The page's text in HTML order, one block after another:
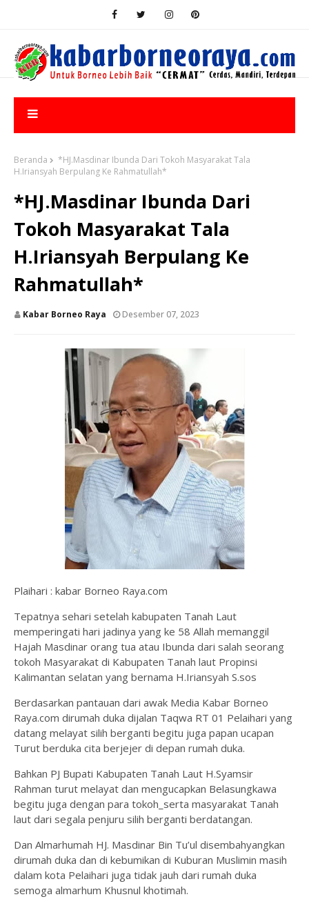
Beranda
*HJ.Masdinar Ibunda Dari Tokoh Masyarakat Tala
H.Iriansyah Berpulang Ke Rahmatullah*
*HJ.Masdinar Ibunda Dari
Tokoh Masyarakat Tala
H.Iriansyah Berpulang Ke
Rahmatullah*
Kabar Borneo Raya Desember 07, 2023
Plaihari : kabar Borneo Raya.com
Tepatnya sehari setelah kabupaten Tanah Laut
memperingati hari jadinya yang ke 58 Allah memanggil
Hajah Masdinar orang tua atau Ibunda dari salah seorang
tokoh Masyarakat di Kabupaten Tanah laut Propinsi
Kalimantan selatan yang bernama H.Iriansyah S.sos
Berdasarkan pantauan dari awak Media Kabar Borneo
Raya.com dirumah duka dijalan Taqwa RT 01 Pelaihari yang
datang melayat silih berganti begitu juga papan ucapan
Turut berduka cita berjejer di depan rumah duka.
Bahkan PJ Bupati Kabupaten Tanah Laut H.Syamsir
Rahman turut melayat dan mengucapkan Belasungkawa
begitu juga dengan para tokoh_serta masyarakat Tanah
laut dari segala penjuru silih berganti berdatangan.
Dan Almarhumah HJ. Masdinar Bin Tu’ul disembahyangkan
dirumah duka dan di kebumikan di Kuburan Muslimin masih
dalam kota Pelaihari juga tidak jauh dari rumah duka
semoga almarhum Khusnul khotimah.